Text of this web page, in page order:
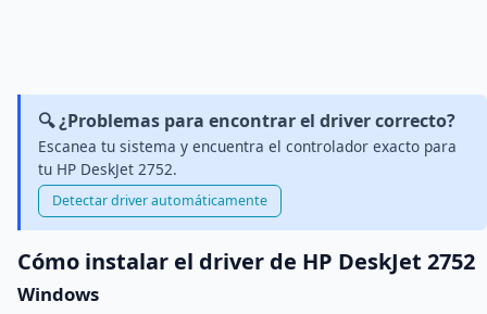
🔍 ¿Problemas para encontrar el driver correcto?
Escanea tu sistema y encuentra el controlador exacto para
tu HP DeskJet 2752.
Detectar driver automáticamente
Cómo instalar el driver de HP DeskJet 2752
Windows